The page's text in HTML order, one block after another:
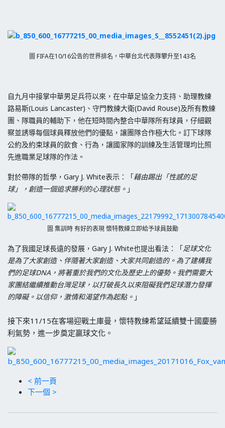
圖 FIFA在10/16公告的世界排名，中華台北代表隊攀升至143名
自九月中接掌中華男足兵符以來，在中華足協全力支持、助理教練
路易斯(Louis Lancaster)、守門教練大衛(David Rouse)及所有教練
團、隊職員的輔助下，他在短時間內整合中華隊所有球員，仔細觀
察並誘導每個球員釋放他們的優點，讓團隊合作極大化。訂下球隊
公約及約束球員的飲食、行為，讓國家隊的訓練及生活管理均比照
先進職業足球隊的作法。
對於帶隊的哲學，Gary J. White表示：「藉由踢出「性感的足
球」，創造一個追求勝利的心理狀態。 」
圖 集訓時 有好的表現 懷特教練立即給予球員鼓勵
為了我國足球長遠的發展，Gary J. White也提出看法：「足球文化
是為了大家創造、伴隨著大家創造、大家共同創造的。為了建構我
們的足球DNA，將著重於我們的文化及歷史上的優勢。我們需要大
家團結繼續推動台灣足球，以打破長久以來阻礙我們足球潛力發揮
的障礙。以信仰，激情和渴望作為起點。 」
接下來11/15在客場迎戰土庫曼，懷特教練希望延續雙十國慶勝
利氣勢，進一步奠定贏球文化。
< 前一頁
下一個 >